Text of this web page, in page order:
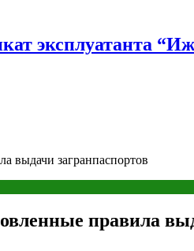
эксплуатанта
выдачи загранпаспортов
правила